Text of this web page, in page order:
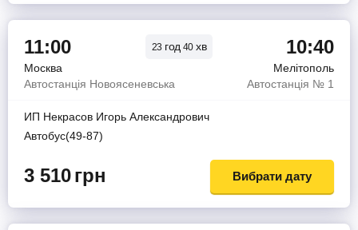
11:00 23 год 40 хв 10:40
Москва
Мелітополь
Автостанція Новоясеневська
Автостанція № 1
ИП Некрасов Игорь Александрович
Автобус(49-87)
3 510грн Вибрати дату